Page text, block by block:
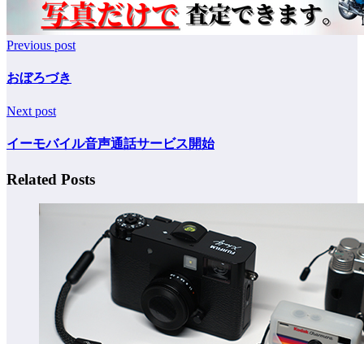
Previous post
おぼろづき
Next post
イーモバイル音声通話サービス開始
Related Posts